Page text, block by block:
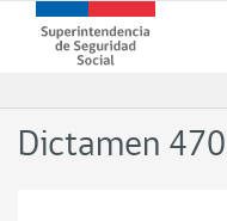
contenido
Superintendencia
de
-
Dictamen